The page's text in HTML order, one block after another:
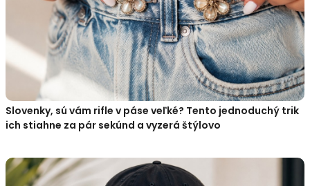
Slovenky, sú vám rifle v páse veľké? Tento jednoduchý trik
ich stiahne za pár sekúnd a vyzerá štýlovo